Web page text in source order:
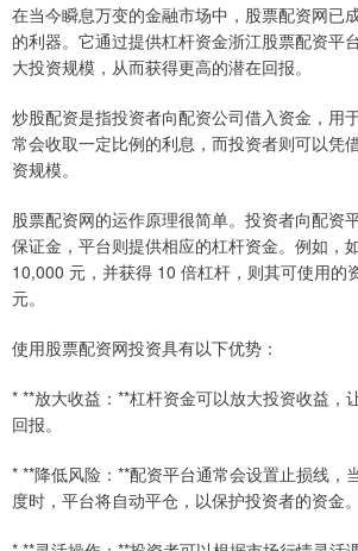
在当今瞬息万变的金融市场中，股票配资网已
的利器。它通过提供杠杆资金浙江股票配资平
大投资规模，从而获得更高的潜在回报。
炒股配资是指投资者向配资公司借入资金，用
常会收取一定比例的利息，而投资者则可以凭
资规模。
股票配资网的运作原理很简单。投资者向配资
保证金，平台则提供相应的杠杆资金。例如，
10,000 元，并获得 10 倍杠杆，则其可使用的
元。
使用股票配资网投资具有以下优势：
* **放大收益：**杠杆资金可以放大投资收益，
回报。
* **降低风险：**配资平台通常会设置止损线，
度时，平台将自动平仓，以保护投资者的资金。